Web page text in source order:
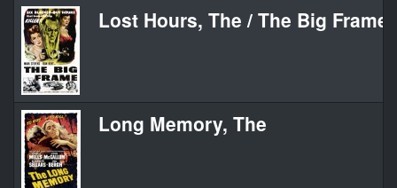
Lost Hours, The / The Big Frame
Long Memory, The